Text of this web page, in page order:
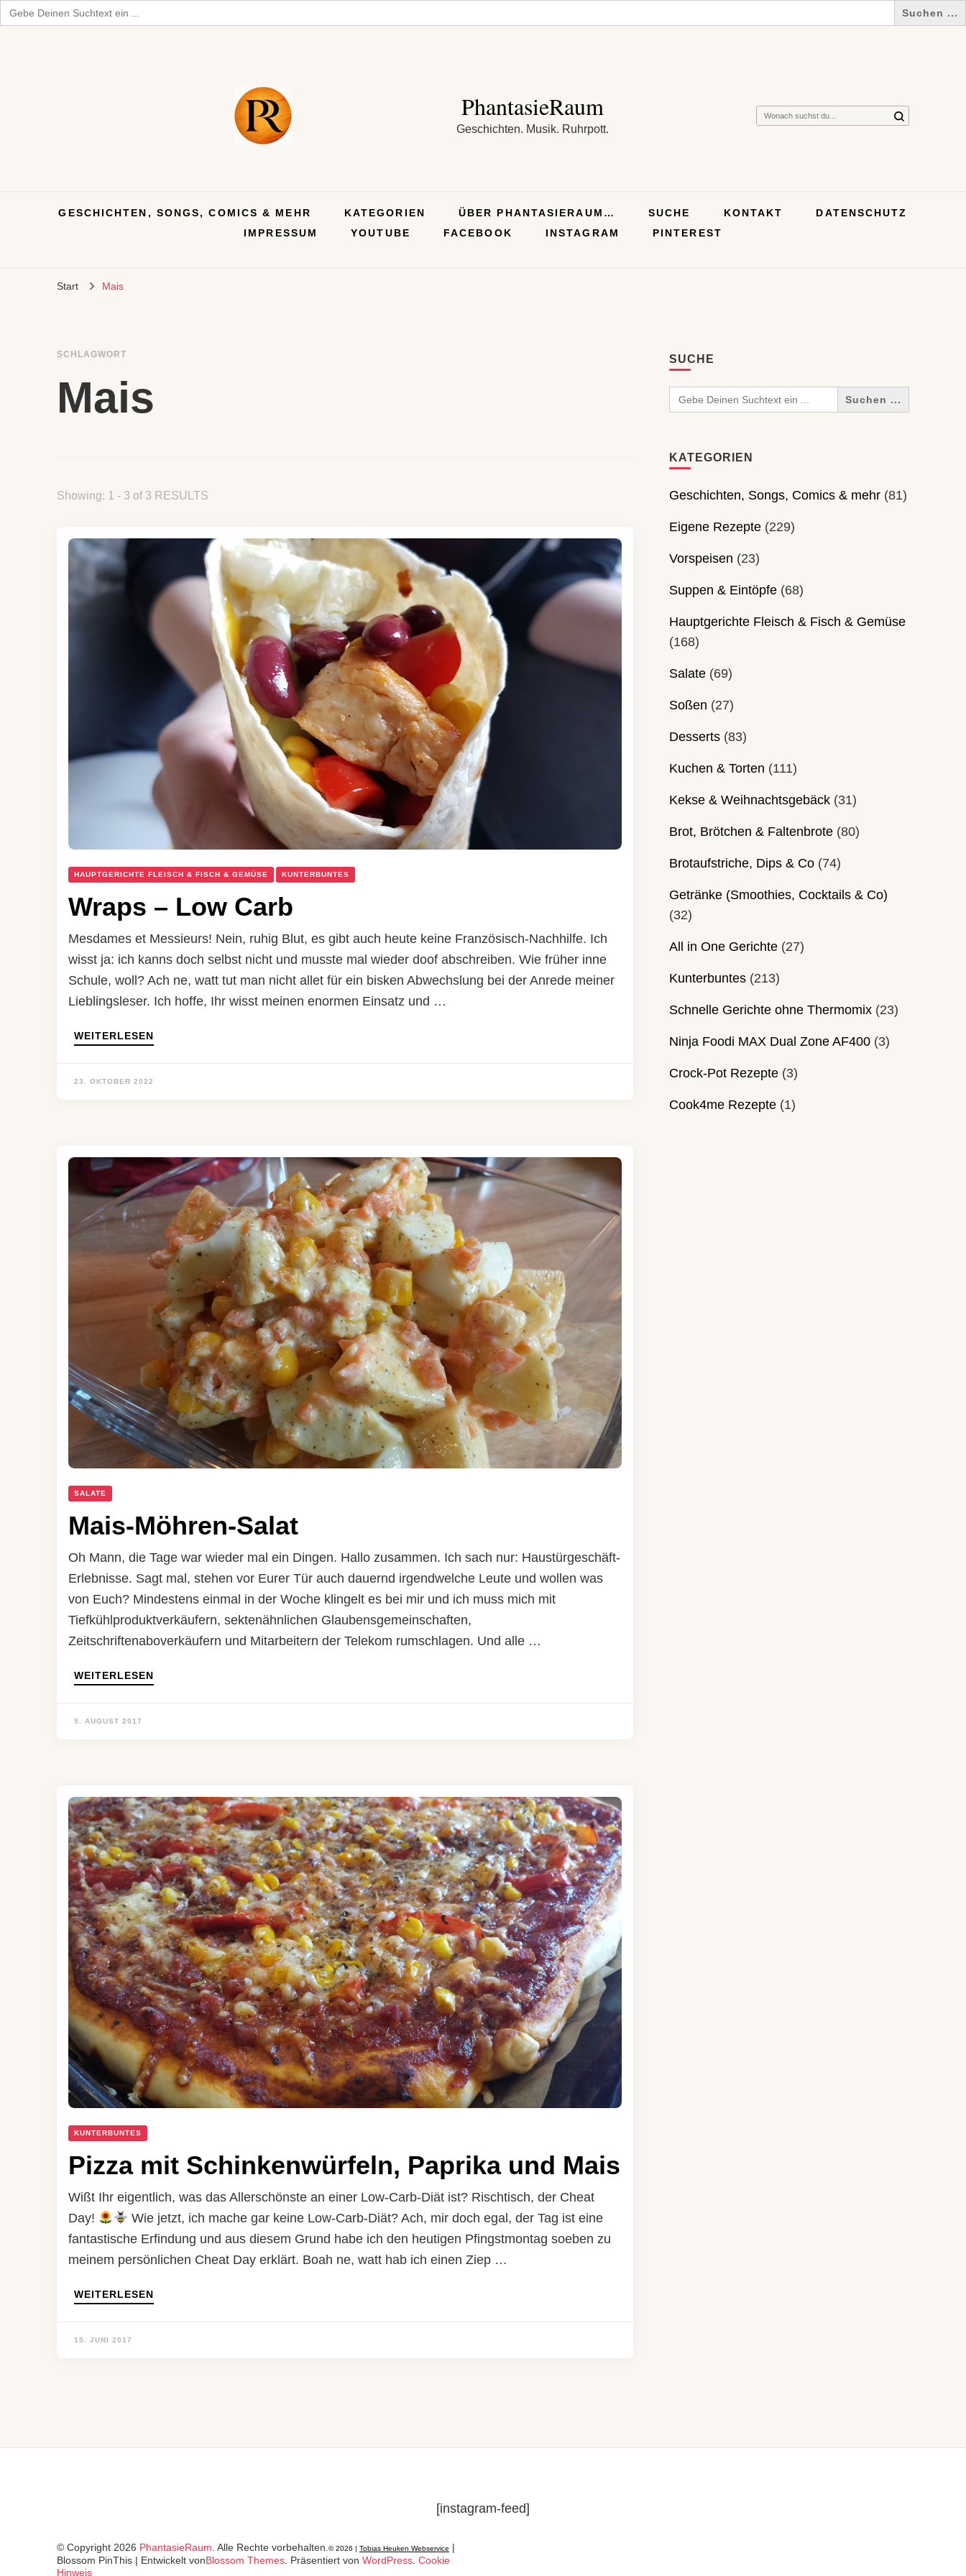
Search
for:
PhantasieRaum
Geschichten. Musik. Ruhrpott.
Suchst
GESCHICHTEN, SONGS, COMICS & MEHR KATEGORIEN ÜBER PHANTASIERAUM… SUCHE KONTAKT
DATENSCHUTZ
IMPRESSUM
YOUTUBE FACEBOOK INSTAGRAM PINTEREST
Start Mais
SCHLAGWORT
Mais
Showing: 1 - 3 of 3 RESULTS
HAUPTGERICHTE FLEISCH & FISCH & GEMÜSE KUNTERBUNTES
Wraps – Low Carb
Mesdames et Messieurs! Nein, ruhig Blut, es gibt auch heute keine Französisch-Nachhilfe. Ich
wisst ja: ich kanns doch selbst nicht und musste mal wieder doof abschreiben. Wie früher inne
Schule, woll? Ach ne, watt tut man nicht allet für ein bisken Abwechslung bei der Anrede meiner
Lieblingsleser. Ich hoffe, Ihr wisst meinen enormen Einsatz und …
WEITERLESEN
23. OKTOBER 2022
SALATE
Mais-Möhren-Salat
Oh Mann, die Tage war wieder mal ein Dingen. Hallo zusammen. Ich sach nur: Haustürgeschäft-
Erlebnisse. Sagt mal, stehen vor Eurer Tür auch dauernd irgendwelche Leute und wollen was
von Euch? Mindestens einmal in der Woche klingelt es bei mir und ich muss mich mit
Tiefkühlproduktverkäufern, sektenähnlichen Glaubensgemeinschaften,
Zeitschriftenaboverkäufern und Mitarbeitern der Telekom rumschlagen. Und alle …
WEITERLESEN
5. AUGUST 2017
KUNTERBUNTES
Pizza mit Schinkenwürfeln, Paprika und Mais
Wißt Ihr eigentlich, was das Allerschönste an einer Low-Carb-Diät ist? Rischtisch, der Cheat
Day!
Wie jetzt, ich mache gar keine Low-Carb-Diät? Ach, mir doch egal, der Tag ist eine
fantastische Erfindung und aus diesem Grund habe ich den heutigen Pfingstmontag soeben zu
meinem persönlichen Cheat Day erklärt. Boah ne, watt hab ich einen Ziep …
WEITERLESEN
15. JUNI 2017
SUCHE
Search
for:
KATEGORIEN
Geschichten, Songs, Comics & mehr(81)
Eigene Rezepte(229)
Vorspeisen (23)
Suppen & Eintöpfe(68)
Hauptgerichte Fleisch & Fisch & Gemüse
(168)
Salate(69)
Soßen (27)
Desserts(83)
Kuchen & Torten (111)
Kekse & Weihnachtsgebäck(31)
Brot, Brötchen & Faltenbrote(80)
Brotaufstriche, Dips & Co(74)
Getränke (Smoothies, Cocktails & Co)
(32)
All in One Gerichte(27)
Kunterbuntes(213)
Schnelle Gerichte ohne Thermomix(23)
Ninja Foodi MAX Dual Zone AF400(3)
Crock-Pot Rezepte(3)
Cook4me Rezepte(1)
[instagram-feed]
© Copyright 2026 PhantasieRaum . Alle Rechte vorbehalten. © 2026 | Tobias Heuken Webservice |
Blossom PinThis | Entwickelt vonBlossom Themes . Präsentiert von WordPress Cookie
Hinweis